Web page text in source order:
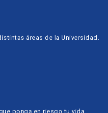
áreas de la Universidad.
ponga en riesgo tu vida